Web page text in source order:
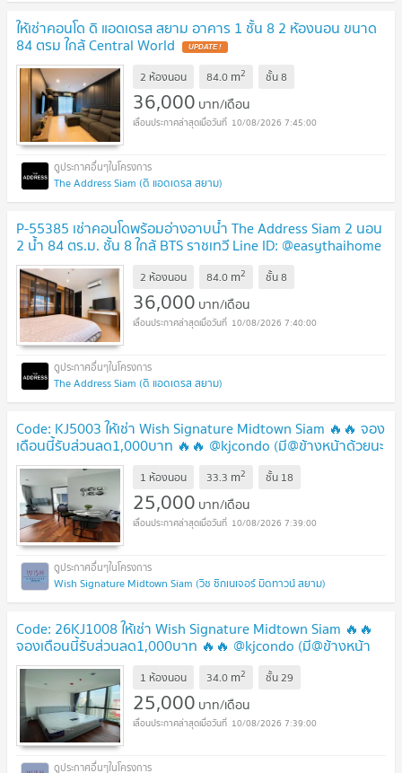
ให้เช่าคอนโด ดิ แอดเดรส สยาม อาคาร 1 ชั้น 8 2 ห้องนอน ขนาด
84 ตรม ใกล้ Central World UPDATE !
2 ห้องนอน 84.0 m2 ชั้น8
36,000 บาท/เดือน
10/08/2026 7:45:00
The Address Siam (ดิ แอดเดรส สยาม)
P-55385 เช่าคอนโดพร้อมอ่างอาบน้ำ The Address Siam 2 นอน
2 น้ำ 84 ตร.ม. ชั้น 8 ใกล้ BTS ราชเทวี Line ID: @easythaihome
085-592-2897 UPDATE !
2 ห้องนอน 84.0 m2 ชั้น8
36,000 บาท/เดือน
10/08/2026 7:40:00
The Address Siam (ดิ แอดเดรส สยาม)
Code: KJ5003 ให้เช่า Wish Signature Midtown Siam 🔥🔥 จอง
เดือนนี้รับส่วนลด1,000บาท 🔥🔥 @kjcondo (มี@ข้างหน้าด้วยนะ
คะ) UPDATE !
1 ห้องนอน 33.3 m2 ชั้น 18
25,000 บาท/เดือน
10/08/2026 7:39:00
Wish Signature Midtown Siam (วิช ซิกเนเจอร์ มิดทาวน์ สยาม)
Code: 26KJ1008 ให้เช่า Wish Signature Midtown Siam 🔥🔥
จองเดือนนี้รับส่วนลด1,000บาท 🔥🔥 @kjcondo (มี@ข้างหน้า
ด้วยนะคะ) UPDATE !
1 ห้องนอน 34.0 m2 ชั้น29
25,000 บาท/เดือน
10/08/2026 7:39:00